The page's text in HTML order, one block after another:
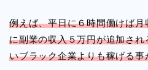
例えば、平日に６時間働けば
に副業の収入５万円が追加さ
いブラック企業よりも稼げる事